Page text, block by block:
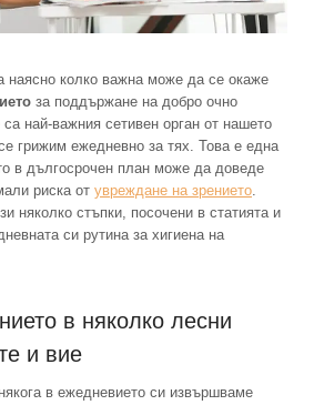
наясно колко важна може да се окаже
за поддържане на добро очно
най-важния сетивен орган от нашето
грижим ежедневно за тях. Това е една
в дългосрочен план може да доведе
риска от увреждане на зрението.
няколко стъпки, посочени в статията и
си рутина за хигиена на
в няколко лесни
и вие
в ежедневието си извършваме